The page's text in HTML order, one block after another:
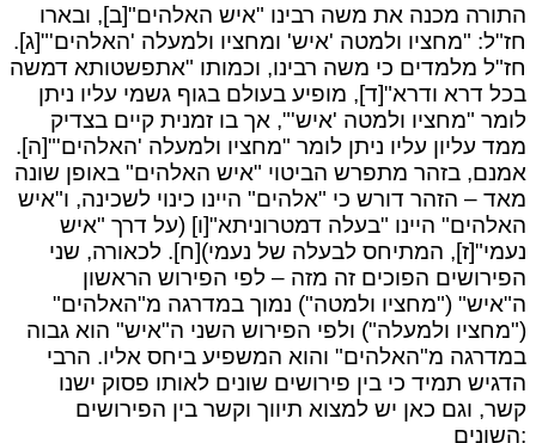
התורה מכנה את משה רבינו "איש האלהים"[ב], ובארו
חז"ל: "מחציו ולמטה 'איש' ומחציו ולמעלה 'האלהים'"[ג].
חז"ל מלמדים כי משה רבינו, וכמותו "אתפשטותא דמשה
בכל דרא ודרא"[ד], מופיע בעולם בגוף גשמי עליו ניתן
לומר "מחציו ולמטה 'איש'", אך בו זמנית קיים בצדיק
ממד עליון עליו ניתן לומר "מחציו ולמעלה 'האלהים'"[ה].
אמנם, בזהר מתפרש הביטוי "איש האלהים" באופן שונה
מאד – הזהר דורש כי "אלהים" היינו כינוי לשכינה, ו"איש
האלהים" היינו "בעלה דמטרוניתא"[ו] (על דרך "איש
נעמי"[ז], המתיחס לבעלה של נעמי)[ח]. לכאורה, שני
הפירושים הפוכים זה מזה – לפי הפירוש הראשון
ה"איש" ("מחציו ולמטה") נמוך במדרגה מ"האלהים"
("מחציו ולמעלה") ולפי הפירוש השני ה"איש" הוא גבוה
במדרגה מ"האלהים" והוא המשפיע ביחס אליו. הרבי
הדגיש תמיד כי בין פירושים שונים לאותו פסוק ישנו
קשר, וגם כאן יש למצוא תיווך וקשר בין הפירושים
השונים: